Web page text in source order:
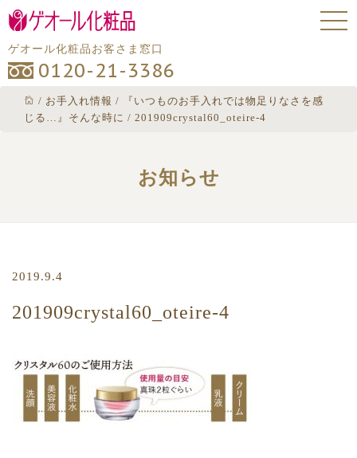
ゲオール化粧品お客さま窓口
0120-21-3386
/ お手入れ情報 /
『いつものお手入れでは物足りなさを感
じる…』そんな時に / 201909crystal60_oteire-4
お知らせ
2019.9.4
201909crystal60_oteire-4